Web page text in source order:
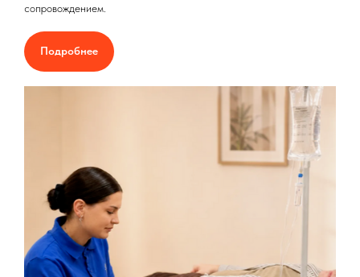
сопровождением.
Подробнее